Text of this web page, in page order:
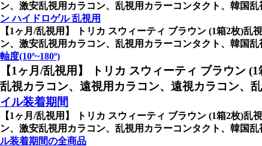
ン、激安乱視用カラコン、乱視用カラーコンタクト、韓国
ン ハイドロゲル 乱視用
【1ヶ月/乱視用】 トリカ スウィーティ ブラウン (1箱2枚)乱
ン、激安乱視用カラコン、乱視用カラーコンタクト、韓国
軸度(10º~180º)
【1ヶ月/乱視用】 トリカ スウィーティ ブラウン (1
乱視カラコン、遠視用カラコン、遠視カラコン、
イル装着期間
【1ヶ月/乱視用】 トリカ スウィーティ ブラウン (1箱2枚)乱
ン、激安乱視用カラコン、乱視用カラーコンタクト、韓国
ル装着期間の全商品